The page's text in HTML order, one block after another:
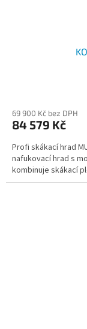
69 900 Kč bez DPH
84 579 Kč
Profi skákací hrad
nafukovací hrad s
kombinuje skákací